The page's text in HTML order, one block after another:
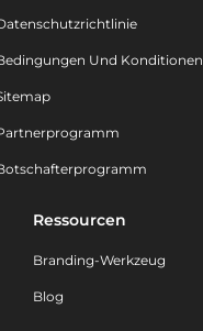
Und Konditionen
Ressourcen
Branding-Werkzeug
Blog